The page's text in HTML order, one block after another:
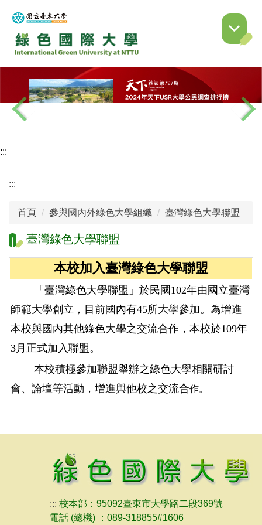
到
內
:::
:::
首頁 參與國內外綠色大學組織 臺灣綠色大學聯盟
臺灣綠色大學聯盟
本校加入臺灣綠色大學聯盟
「臺灣綠色大學聯盟」於民國102年由國立臺灣
師範大學創立，目前國內有45所大學參加。為增進
本校與國內其他綠色大學之交流合作，本校於109年
3月正式加入聯盟。
本校積極參加聯盟舉辦之綠色大學相關研討
會、論壇等活動，增進與他校之交流合作。
::: 校本部：95092臺東市大學路二段369號
電話 (總機) ：089-318855#1606